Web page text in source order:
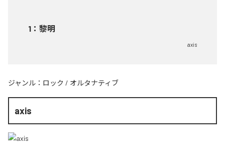
1 ： 黎明
axis
ジャンル： ロック / オルタナティブ
axis